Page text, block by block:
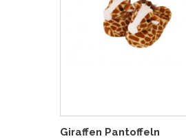
Giraffen Pantoffeln